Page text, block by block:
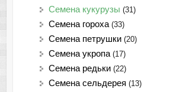
Семена кукурузы (31)
Семена гороха (33)
Семена петрушки (20)
Семена укропа (17)
Семена редьки (22)
Семена сельдерея (13)